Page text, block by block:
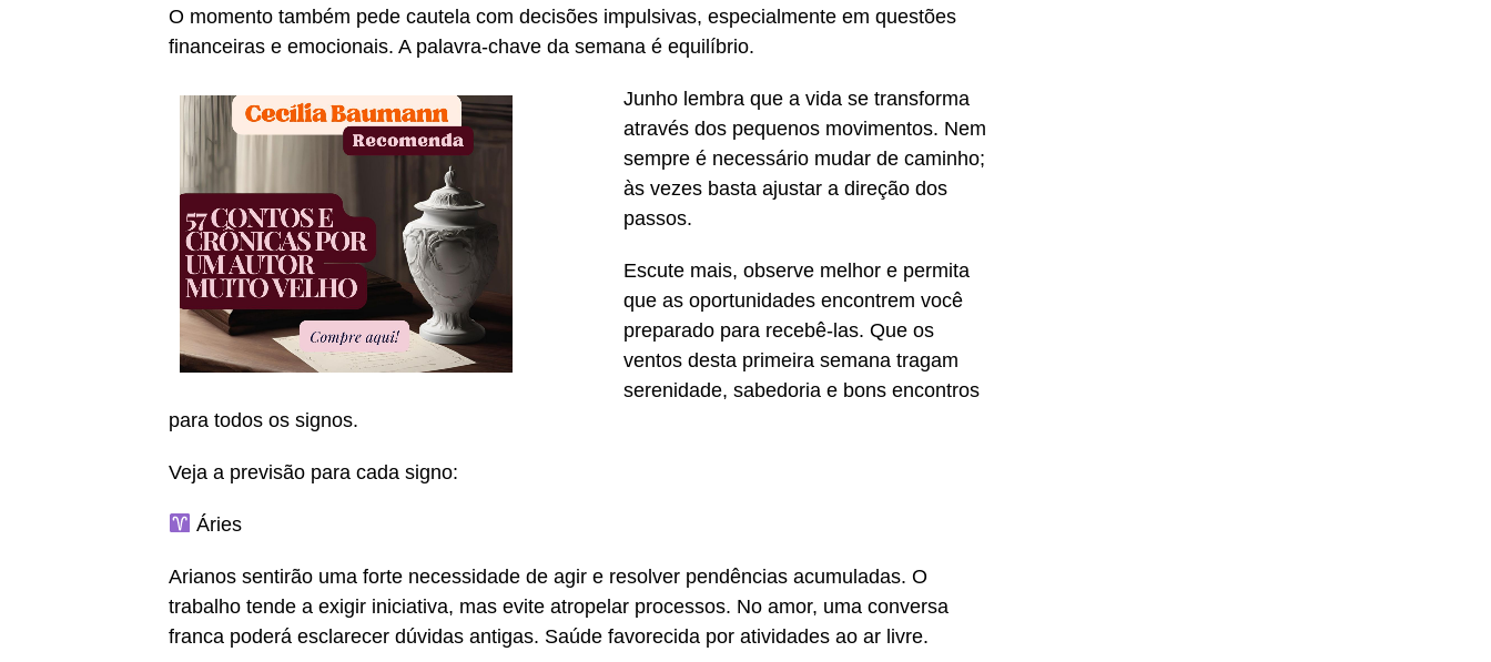
O momento também pede cautela com decisões impulsivas, especialmente em questões
financeiras e emocionais. A palavra-chave da semana é equilíbrio.
Junho lembra que a vida se transforma
através dos pequenos movimentos. Nem
sempre é necessário mudar de caminho;
às vezes basta ajustar a direção dos
passos.
Escute mais, observe melhor e permita
que as oportunidades encontrem você
preparado para recebê-las. Que os
ventos desta primeira semana tragam
serenidade, sabedoria e bons encontros
para todos os signos.
Veja a previsão para cada signo:
Áries
Arianos sentirão uma forte necessidade de agir e resolver pendências acumuladas. O
trabalho tende a exigir iniciativa, mas evite atropelar processos. No amor, uma conversa
franca poderá esclarecer dúvidas antigas. Saúde favorecida por atividades ao ar livre.